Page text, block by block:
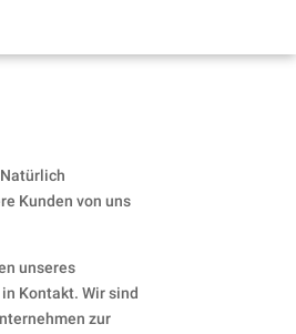
Kunden von uns
unseres
Kontakt. Wir sind
zur